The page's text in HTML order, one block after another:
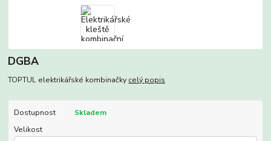
DGBA
TOPTUL elektrikářské kombinačky celý popis
Dostupnost
Skladem
Velikost